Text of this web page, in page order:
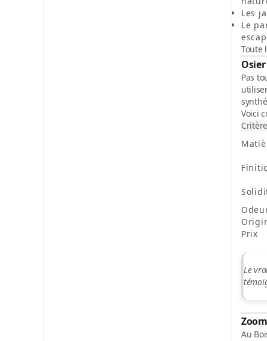
Les
Le
Toute
Pas
Voici
Critère
Prix
Le
Au